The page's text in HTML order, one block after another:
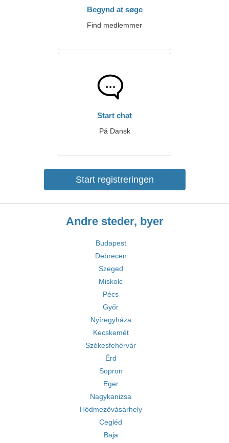
Begynd at søge
Find medlemmer
Start chat
På Dansk
Start registreringen
Andre steder, byer
Budapest
Debrecen
Szeged
Miskolc
Pécs
Győr
Nyíregyháza
Kecskemét
Székesfehérvár
Érd
Sopron
Eger
Nagykanizsa
Hódmezővásárhely
Cegléd
Baja